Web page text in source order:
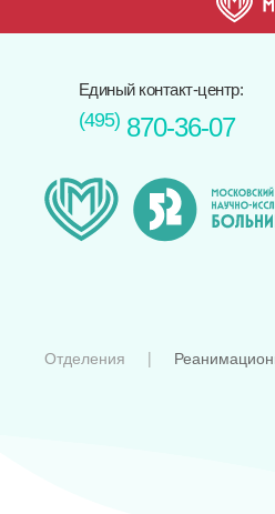
Единый контакт-центр:
(495)870-36-07
Отделения